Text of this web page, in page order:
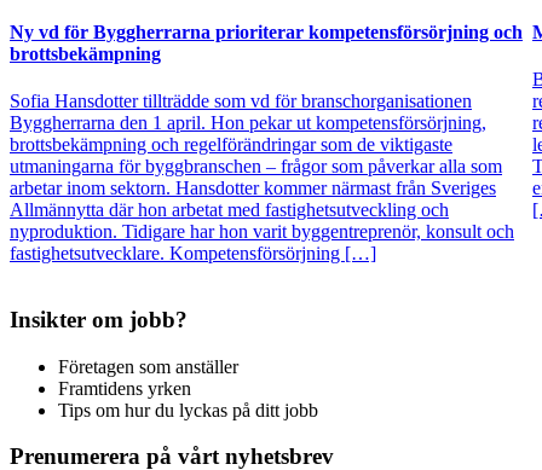
Ny vd för Byggherrarna prioriterar kompetensförsörjning och
brottsbekämpning
Sofia Hansdotter tillträdde som vd för branschorganisationen
Byggherrarna den 1 april. Hon pekar ut kompetensförsörjning,
brottsbekämpning och regelförändringar som de viktigaste
utmaningarna för byggbranschen – frågor som påverkar alla som
arbetar inom sektorn. Hansdotter kommer närmast från Sveriges
Allmännytta där hon arbetat med fastighetsutveckling och
nyproduktion. Tidigare har hon varit byggentreprenör, konsult och
fastighetsutvecklare. Kompetensförsörjning […]
Insikter om jobb?
Företagen som anställer
Framtidens yrken
Tips om hur du lyckas på ditt jobb
Prenumerera på vårt nyhetsbrev